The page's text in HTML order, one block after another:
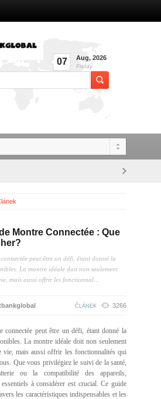
07 Aug, 2026
Friday
Montre Connectée : Que
peut être un défi, étant donné la
La montre idéale doit non seulement
mais aussi offrir les fonctionnal...
ČLÁNEK 3266
connectée peut être un défi, étant donné la
La montre idéale doit non seulement
vie, mais aussi offrir les fonctionnalités qui
Que vous privilégiez le suivi de la santé,
ou la compatibilité des appareils,
à considérer est crucial. Ce guide
les caractéristiques indispensables et les